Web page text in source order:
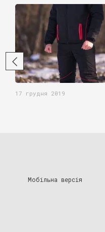
17 грудня 2019
Мобільна версія